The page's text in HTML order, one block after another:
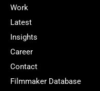
Work
Latest
Insights
Career
Contact
Filmmaker Database